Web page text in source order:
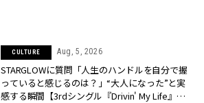
CULTURE Aug, 5, 2026
STARGLOWに質問「人生のハンドルを自分で握
っていると感じるのは？」“大️人になった”と実
感する瞬間【3rdシングル『Drivin' My Life』発